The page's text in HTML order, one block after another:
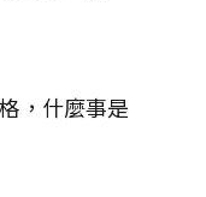
，什麼事是